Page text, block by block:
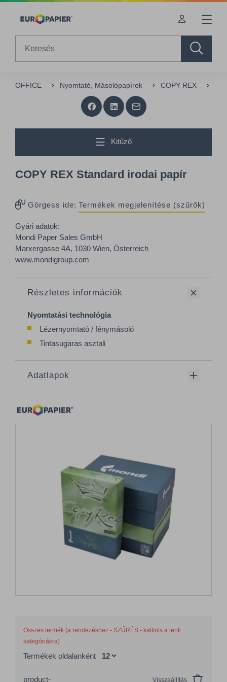
Table Of Content
OFFICE Nyomtató, Másolópapírok COPY REX
Kitűző
COPY REX Standard irodai papír
Görgess ide: Termékek megjelenítése (szűrők)
Gyári adatok:
Mondi Paper Sales GmbH
Marxergasse 4A, 1030 Wien, Österreich
www.mondigroup.com
Részletes információk
Nyomtatási technológia
Lézernyomtató / fénymásoló
Tintasugaras asztali
Adatlapok
Összes termék (a rendezéshez - SZŰRÉS - kattints a lenti
kategóriákra)
Termékek oldalanként
product-
Visszaállítás